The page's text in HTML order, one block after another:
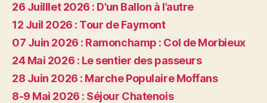
26 Juilllet 2026 : D’un Ballon à l’autre
12 Juil 2026 : Tour de Faymont
07 Juin 2026 : Ramonchamp : Col de Morbieux
24 Mai 2026 : Le sentier des passeurs
28 Juin 2026 : Marche Populaire Moffans
8-9 Mai 2026 : Séjour Chatenois